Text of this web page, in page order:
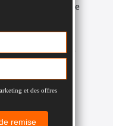
una explosión de
manos o a tu
un conjunto de
hombros.
doble en